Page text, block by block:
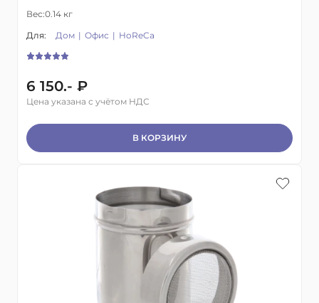
Вес:0.14 кг
Для:
Дом Офис HoReCa
6 150.- ₽
Цена указана с учётом НДС
В КОРЗИНУ